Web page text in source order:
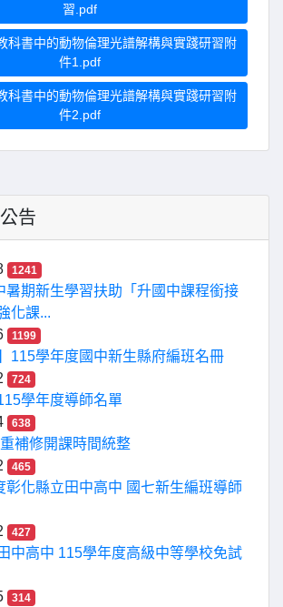
習.pdf
科書中的動物倫理光譜解構與實踐研習附
件1.pdf
科書中的動物倫理光譜解構與實踐研習附
件2.pdf
告
1241
暑期新生學習扶助「升國中課程銜接
化課...
1199
115學年度國中新生縣府編班名冊
724
學年度導師名單
638
補修開課時間統整
465
彰化縣立田中高中 國七新生編班導師
427
中高中 115學年度高級中等學校免試
314